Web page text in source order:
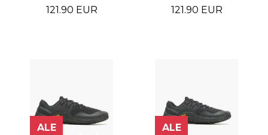
121.90 EUR 121.90 EUR
ALE
ALE